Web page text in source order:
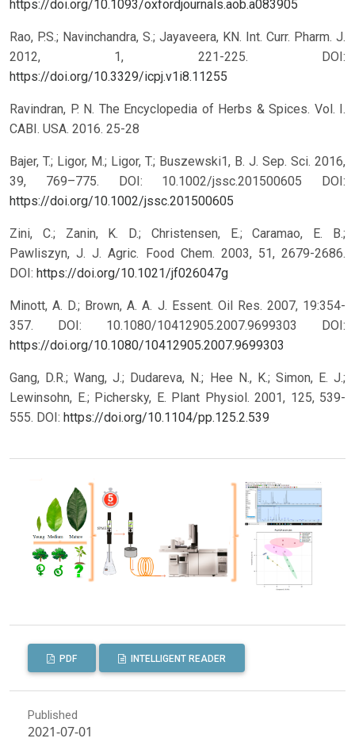
https://doi.org/10.1093/oxfordjournals.aob.a083905
Rao, P.S.; Navinchandra, S.; Jayaveera, KN. Int. Curr. Pharm. J.
2012, 1, 221-225. DOI:
https://doi.org/10.3329/icpj.v1i8.11255
Ravindran, P. N. The Encyclopedia of Herbs & Spices. Vol. I.
CABI. USA. 2016. 25-28
Bajer, T.; Ligor, M.; Ligor, T.; Buszewski1, B. J. Sep. Sci. 2016,
39, 769–775. DOI: 10.1002/jssc.201500605 DOI:
https://doi.org/10.1002/jssc.201500605
Zini, C.; Zanin, K. D.; Christensen, E.; Caramao, E. B.;
Pawliszyn, J. J. Agric. Food Chem. 2003, 51, 2679-2686.
DOI: https://doi.org/10.1021/jf026047g
Minott, A. D.; Brown, A. A. J. Essent. Oil Res. 2007, 19:354-
357. DOI: 10.1080/10412905.2007.9699303 DOI:
https://doi.org/10.1080/10412905.2007.9699303
Gang, D.R.; Wang, J.; Dudareva, N.; Hee N., K.; Simon, E. J.;
Lewinsohn, E.; Pichersky, E. Plant Physiol. 2001, 125, 539-
555. DOI: https://doi.org/10.1104/pp.125.2.539
PDF INTELLIGENT READER
Published
2021-07-01